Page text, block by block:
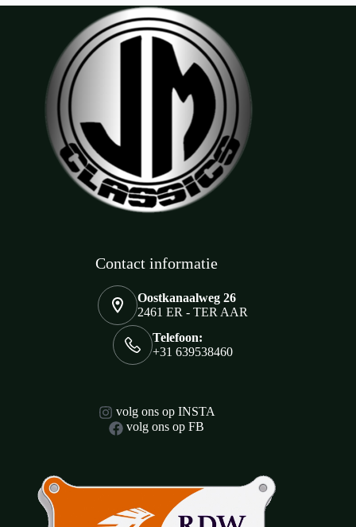
Contact informatie
Oostkanaalweg 26
2461 ER - TER AAR
Telefoon:
+31 639538460
volg ons op INSTA
volg ons op FB